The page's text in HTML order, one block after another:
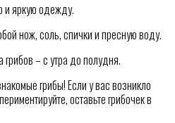
и яркую одежду.
нож, соль, спички и пресную воду.
– с утра до полудня.
грибы! Если у вас возникло
оставьте грибочек в